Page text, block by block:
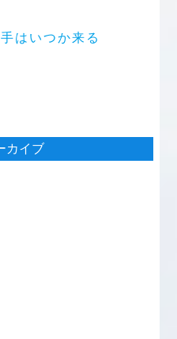
はいつか来る
カイブ